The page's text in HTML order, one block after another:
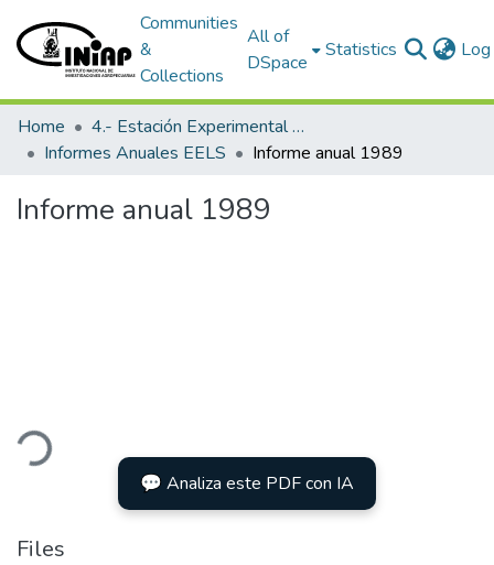
Communities
&
Collections
All of
DSpace
Statistics
Home
4.- Estación Experimental Litoral Sur
Informes Anuales EELS
Informe anual 1989
Informe anual 1989
💬 Analiza este PDF con IA
Files